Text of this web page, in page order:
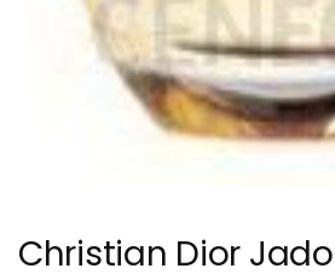
Christian Dior